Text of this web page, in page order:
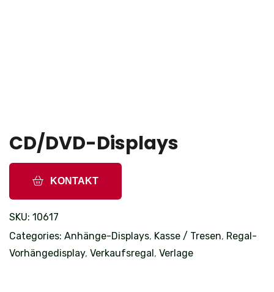
CD/DVD-Displays
KONTAKT
SKU: 10617
Categories: Anhänge-Displays, Kasse / Tresen, Regal-
Vorhängedisplay, Verkaufsregal, Verlage